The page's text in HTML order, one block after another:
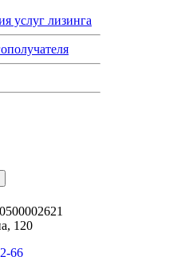
услуг лизинга
120
66